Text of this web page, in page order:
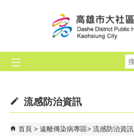
流感防治資訊
首頁 遠離傳染病專區 流感防治資訊